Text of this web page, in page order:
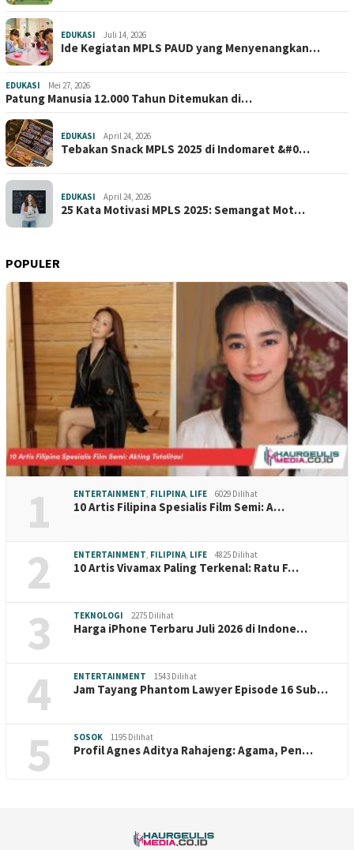
EDUKASI Juli 14, 2026
Ide Kegiatan MPLS PAUD yang Menyenangkan…
EDUKASI Mei 27, 2026
Patung Manusia 12.000 Tahun Ditemukan di…
EDUKASI April 24, 2026
Tebakan Snack MPLS 2025 di Indomaret &#0…
EDUKASI April 24, 2026
25 Kata Motivasi MPLS 2025: Semangat Mot…
POPULER
1 ENTERTAINMENT FILIPINA LIFE 6029 Dilihat
10 Artis Filipina Spesialis Film Semi: A…
2 ENTERTAINMENT FILIPINA LIFE 4825 Dilihat
10 Artis Vivamax Paling Terkenal: Ratu F…
3 TEKNOLOGI 2275 Dilihat
Harga iPhone Terbaru Juli 2026 di Indone…
4 ENTERTAINMENT 1543 Dilihat
Jam Tayang Phantom Lawyer Episode 16 Sub…
5 SOSOK 1195 Dilihat
Profil Agnes Aditya Rahajeng: Agama, Pen…